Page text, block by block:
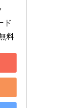
ド
料